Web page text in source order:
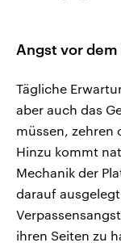
Angst vor dem
Tägliche
aber auch das
müssen, zehren
Hinzu kommt
Mechanik der
darauf
ihren Seiten zu